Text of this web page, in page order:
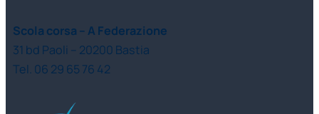
Scola corsa – A Federazione
31 bd Paoli – 20200 Bastia
Tel. 06 29 65 76 42